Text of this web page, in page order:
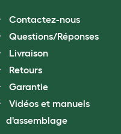
Contactez-nous
Questions/Réponses
Livraison
Retours
Garantie
Vidéos et manuels
d'assemblage